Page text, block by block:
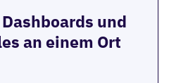
und
an einem Ort